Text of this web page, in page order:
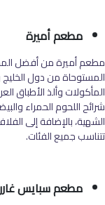
مطعم أميرة
مطعم أميرة من أفضل
المستوحاة من دول
المأكولات وألذ الأطباق
شرائح اللحوم الحمراء
الشهية، بالإضافة إلى
تتناسب جميع الفئات.
مطعم سبايس